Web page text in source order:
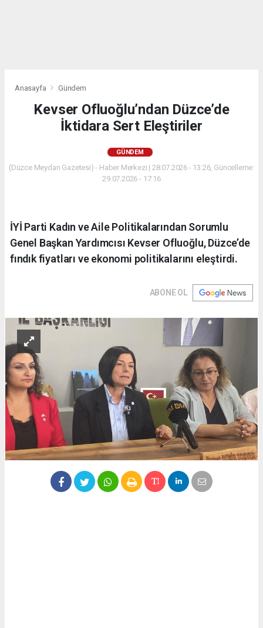
Anasayfa Gündem
Kevser Ofluoğlu’ndan Düzce’de
İktidara Sert Eleştiriler
GÜNDEM
(Düzce Meydan Gazetesi) - Haber Merkezi | 28.07.2026 - 13:26, Güncelleme:
29.07.2026 - 17:16
İYİ Parti Kadın ve Aile Politikalarından Sorumlu
Genel Başkan Yardımcısı Kevser Ofluoğlu, Düzce’de
fındık fiyatları ve ekonomi politikalarını eleştirdi.
ABONE OL